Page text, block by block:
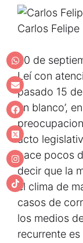
Carlos
20 de
Leí con
pasado 15
en blanco’,
acto
hace pocos
decir que la
el clima de
casos de
los medios
recurrente